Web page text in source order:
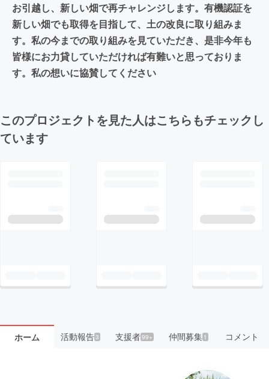
お引越し、新しい畑で再チャレンジします。有機認証を
新しい畑でも取得を目指して、土の改良に取り組みま
す。私の今までの取り組みを見ていただき、是非今年も
皆様にお力貸していただければ有難いと思っておりま
す。私の想いに協賛してください
このプロジェクトを見た人はこちらもチェックし
ています
ホーム 活動報告3 支援者99+ 仲間募集 1 コメント